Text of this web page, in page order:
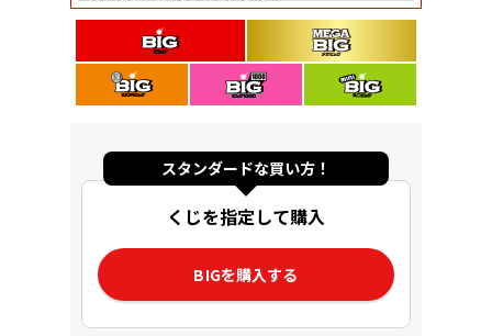
スタンダードな買い方！
くじを指定して購入
BIGを購入する